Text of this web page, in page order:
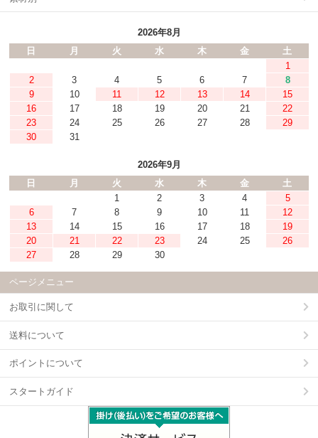
2026年8月
日
月 火 水 木 金
土
1
2
3 4 5 6 7
8
9
10 11 12 13 14
15
16
17 18 19 20 21
22
23
24 25 26 27 28
29
30
31
2026年9月
日
月 火 水 木 金
土
1
2 3 4
5
6
7 8 9 10 11
12
13
14 15 16 17 18
19
20
21 22 23 24 25
26
27
28 29 30
ページメニュー
お取引に関して
送料について
ポイントについて
スタートガイド